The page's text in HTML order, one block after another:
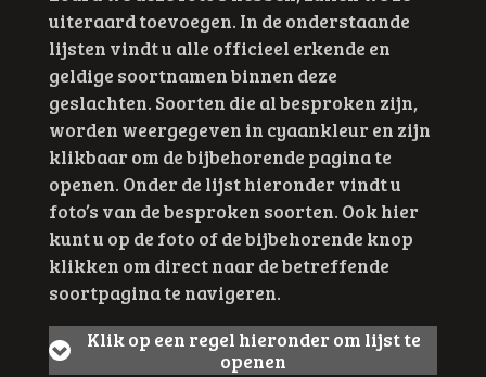
uiteraard toevoegen. In de onderstaande
lijsten vindt u alle officieel erkende en
geldige soortnamen binnen deze
geslachten. Soorten die al besproken zijn,
worden weergegeven in cyaankleur en zijn
klikbaar om de bijbehorende pagina te
openen. Onder de lijst hieronder vindt u
foto’s van de besproken soorten. Ook hier
kunt u op de foto of de bijbehorende knop
klikken om direct naar de betreffende
soortpagina te navigeren.
Klik op een regel hieronder om lijst te
openen